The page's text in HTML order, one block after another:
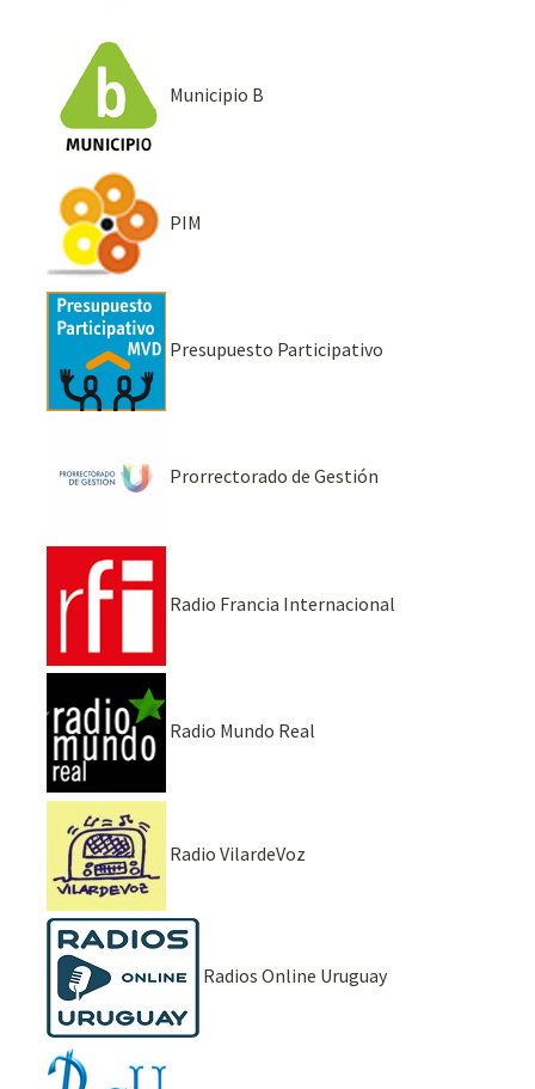
Municipio B
PIM
Presupuesto Participativo
Prorrectorado de Gestión
Radio Francia Internacional
Radio Mundo Real
Radio VilardeVoz
Radios Online Uruguay